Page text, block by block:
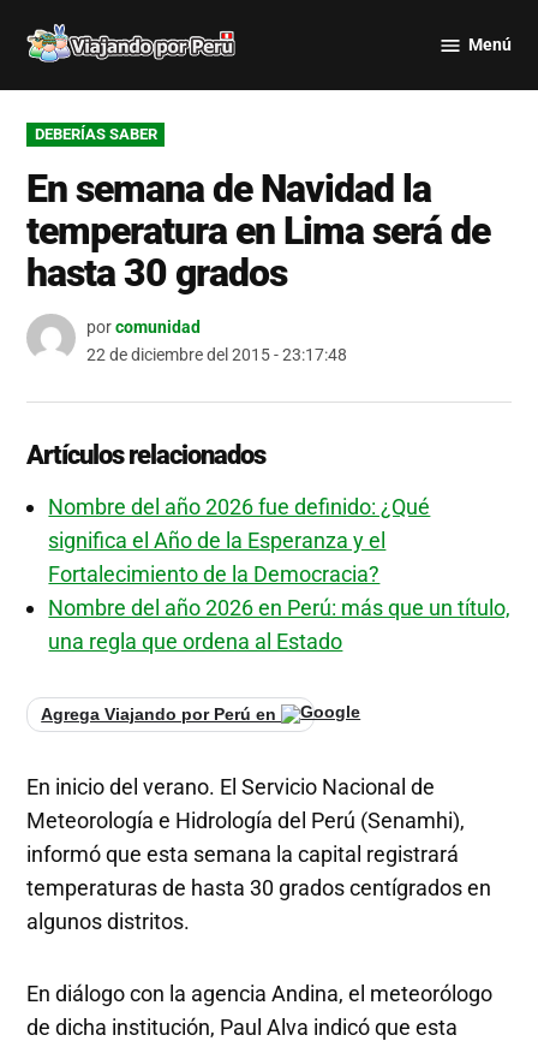
por Perú
Menú
PUBLICADO
EN
DEBERÍAS SABER
En semana de Navidad la
temperatura en Lima será de
hasta 30 grados
porcomunidad
22 de diciembre del 2015 - 23:17:48
Artículos relacionados
Nombre del año 2026 fue definido: ¿Qué
significa el Año de la Esperanza y el
Fortalecimiento de la Democracia?
Nombre del año 2026 en Perú: más que un título,
una regla que ordena al Estado
Agrega Viajando por Perú en
En inicio del verano. El Servicio Nacional de
Meteorología e Hidrología del Perú (Senamhi),
informó que esta semana la capital registrará
temperaturas de hasta 30 grados centígrados en
algunos distritos.
En diálogo con la agencia Andina, el meteorólogo
de dicha institución, Paul Alva indicó que esta